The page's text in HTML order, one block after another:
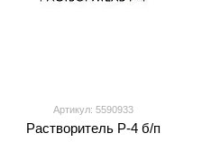
Артикул: 5590933
Растворитель Р-4 б/п